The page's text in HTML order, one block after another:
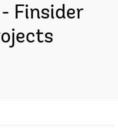
Finsider